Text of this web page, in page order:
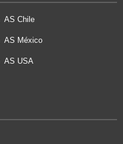
AS Chile
AS México
AS USA